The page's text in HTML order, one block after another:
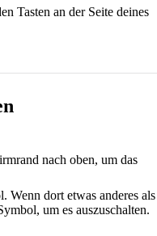
Tasten an der Seite deines
nach oben, um das
Wenn dort etwas anderes als
um es auszuschalten.